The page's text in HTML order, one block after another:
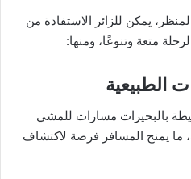
يمكن للزائر الاستفادة من
متعة وتنوعًا، ومنها:
بالبحيرات مسارات للمشي
ما يمنح المسافر فرصة لاكتشاف